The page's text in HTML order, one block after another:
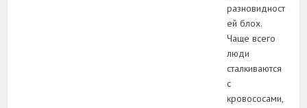
разновидност
ей блох.
Чаще всего
люди
сталкиваются
с
кровососами,